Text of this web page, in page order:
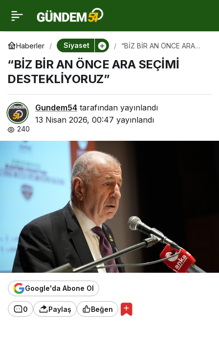
Haberler Siyaset
“BİZ BİR AN ÖNCE ARA
“BİZ BİR AN ÖNCE ARA SEÇİMİ
DESTEKLİYORUZ”
Gundem54 tarafından yayınlandı
13 Nisan 2026, 00:47 yayınlandı
240
Google'da Abone Ol
0 Paylaş Beğen
“BİZ BİR AN ÖNCE ARA
SEÇİMİ
DESTEKLİYORUZ”